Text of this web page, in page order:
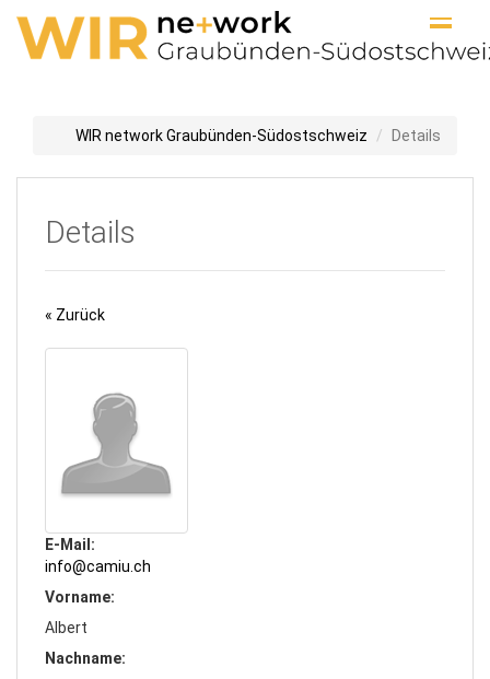
WIR network Graubünden-Südostschweiz Details
Details
« Zurück
E-Mail
info@camiu.ch
Vorname
Albert
Nachname